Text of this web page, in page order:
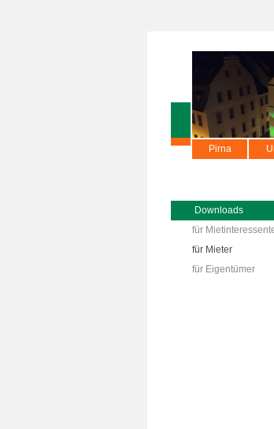
Pirna
Downloads
für
für Mieter
für Eigentümer